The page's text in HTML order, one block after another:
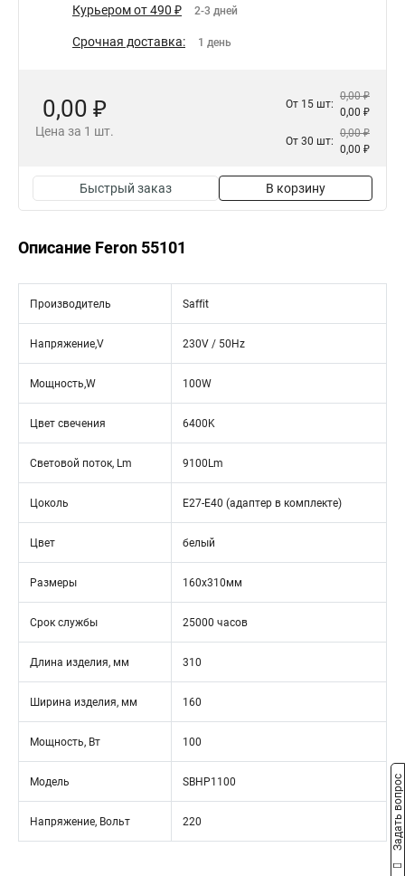
Курьером от 490 ₽ 2-3 дней
Срочная доставка: 1 день
0,00 ₽
Цена за 1 шт.
От 15 шт:
0,00 ₽
0,00 ₽
От 30 шт:
0,00 ₽
0,00 ₽
Быстрый заказ В корзину
Описание Feron 55101
Производитель Saffit
Напряжение,V 230V / 50Hz
Мощность,W 100W
Цвет свечения 6400K
Световой поток, Lm 9100Lm
Цоколь E27-E40 (адаптер в комплекте)
Цвет белый
Размеры 160х310мм
Срок службы 25000 часов
Длина изделия, мм 310
Ширина изделия, мм 160
Мощность, Вт 100
Модель SBHP1100
Напряжение, Вольт 220 Задать вопрос